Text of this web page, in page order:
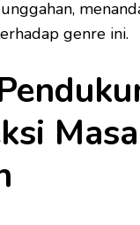
genre ini.
Masa